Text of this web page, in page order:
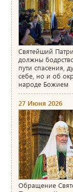
Святейший
должны
пути спасения,
себе, но и об
народе Божием
27 Июня 2026
Обращение